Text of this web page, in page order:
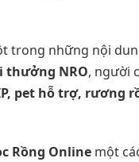
trong những nội
thưởng NRO, người
pet hỗ trợ, rương
Rồng Online một